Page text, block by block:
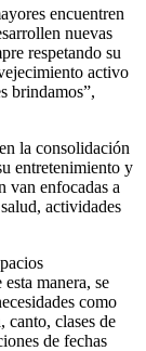
encuentren
nuevas
respetando su
activo
brindamos”,
la consolidación
entretenimiento y
van enfocadas a
actividades
manera, se
como
canto, clases de
de fechas